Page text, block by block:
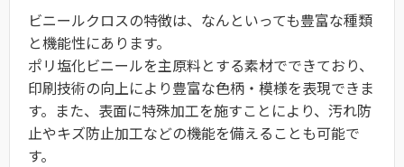
ビニールクロスの特徴は、なんといっても豊富な種類
と機能性にあります。
ポリ塩化ビニールを主原料とする素材でできており、
印刷技術の向上により豊富な色柄・模様を表現できま
す。また、表面に特殊加工を施すことにより、汚れ防
止やキズ防止加工などの機能を備えることも可能で
す。